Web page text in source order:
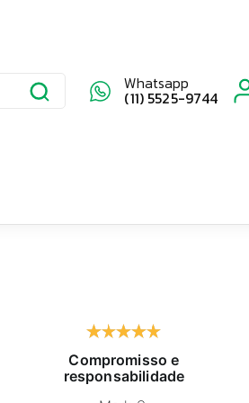
Whatsapp
(11) 5525-9744
Compromisso e
responsabilidade